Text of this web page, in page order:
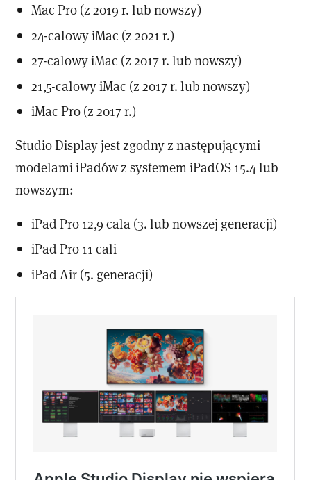
Mac Pro (z 2019 r. lub nowszy)
24-calowy iMac (z 2021 r.)
27-calowy iMac (z 2017 r. lub nowszy)
21,5-calowy iMac (z 2017 r. lub nowszy)
iMac Pro (z 2017 r.)
Studio Display jest zgodny z następującymi
modelami iPadów z systemem iPadOS 15.4 lub
nowszym:
iPad Pro 12,9 cala (3. lub nowszej generacji)
iPad Pro 11 cali
iPad Air (5. generacji)